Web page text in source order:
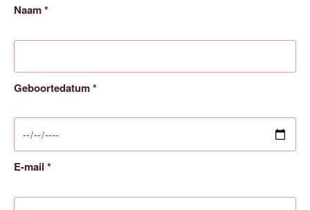
Naam*
Geboortedatum*
E-mail *